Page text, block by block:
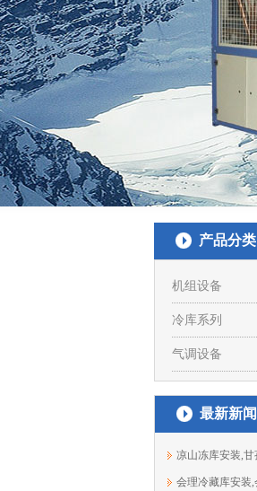
产品分类
机组设备
冷库系列
气调设备
最新新闻